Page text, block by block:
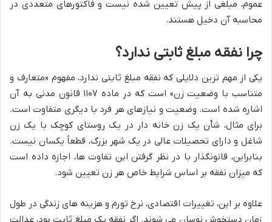
عموم، مبلغی از پیش تعیین شده نیست و فاکتورهای متعددی در
محاسبه آن دخیل هستند.
چرا نفقه مبلغ ثابتی ندارد؟
یکی از مهم ترین دلایلی که نفقه مبلغ ثابتی ندارد، مفهوم «متعارف و
متناسب با وضعیت زن» است که در ماده ۱۱۰۷ قانون مدنی به آن
اشاره شده است. وضعیت و نیازهای هر فرد با دیگری متفاوت است.
برای مثال، شأن یک زن خانه دار در یک روستای کوچک با یک زن
شاغل و دارای تحصیلات عالی در یک شهر بزرگ، قطعاً یکسان نیست.
بنابراین، قانونگذار با در نظر گرفتن این تفاوت ها، اجازه داده است
که میزان نفقه بر اساس شرایط خاص هر زن تعیین شود.
علاوه بر این، تغییرات اقتصادی، نرخ تورم و هزینه های زندگی در طول
زمان دستخوش نوسان می شوند. اگر نفقه یک مبلغ ثابت بود، عدالت